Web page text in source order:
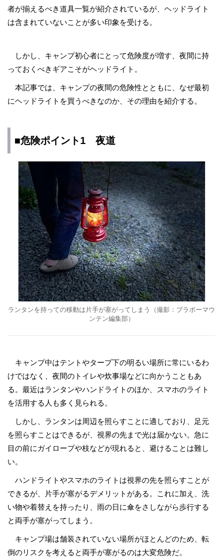
者が揃えるべき道具一覧が紹介されているが、ヘッドライト
は含まれていないことが多い印象を受ける。
しかし、キャンプ初心者にとって危険度が増す、夜間に持
っておくべきギアこそがヘッドライト。
本記事では、キャンプの夜間の危険性とともに、なぜ最初
にヘッドライトを買うべきなのか、その理由を紹介する。
■危険ポイント1 夜道
ランタンを持っての移動は片手が塞がってしまう（撮影：ブラボーマウ
ンテン編集部）
キャンプ中はテントやタープ下の明るい場所に常にいるわ
けではなく、夜間のトイレや炊事場などに向かうこともあ
る。最近はランタンやハンドライトのほか、スマホのライト
を活用する人も多く見られる。
しかし、ランタンは周辺を照らすことに適しており、足元
を照らすことはできるが、視界の先まで光は届かない。急に
目の前にガイロープや枝などが現れると、避けることは難し
い。
ハンドライトやスマホのライトは視界の先を照らすことが
できるが、片手が塞がるデメリットがある。これに加え、洗
い物や着替えを持ったり、雨の日に傘をさしながら歩行する
と両手が塞がってしまう。
キャンプ場は舗装されていない場所がほとんどのため、転
倒のリスクを考えると両手が塞がるのは大変危険だ。